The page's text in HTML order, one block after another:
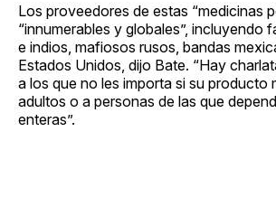
Los proveedores de estas “medicinas
“innumerables y globales”, incluyendo
e indios, mafiosos rusos, bandas
Estados Unidos, dijo Bate. “Hay
a los que no les importa si su producto
adultos o a personas de las que
enteras”.